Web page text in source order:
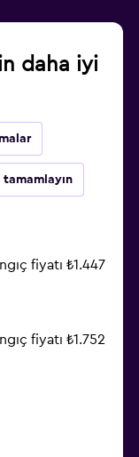
daha iyi
fiyatı ₺1.447
fiyatı ₺1.752